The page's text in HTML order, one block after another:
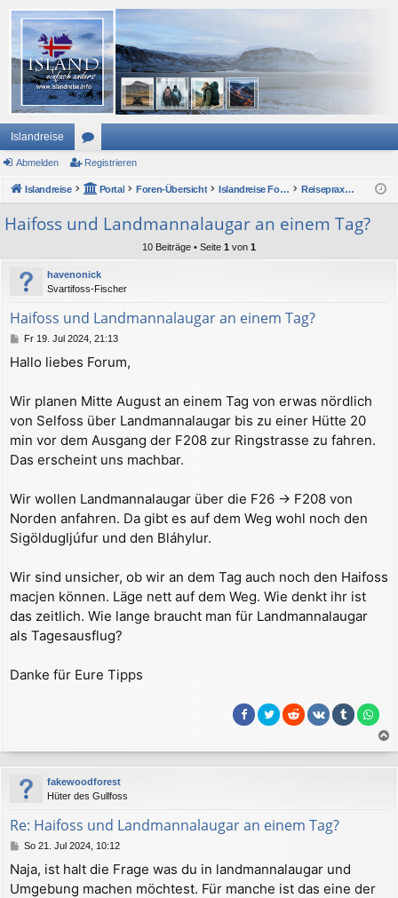
Islandreise
or
en
Abmelden Registrieren
Islandreise Portal Foren-Übersicht Islandreise Forum Reisepraxis - Urlaub in Island
Haifoss und Landmannalaugar an einem Tag?
10 Beiträge • Seite 1 von 1
havenonick
Svartifoss-Fischer
Haifoss und Landmannalaugar an einem Tag?
B
i
r
a
g
Fr 19. Jul 2024, 21:13
Hallo liebes Forum,
Wir planen Mitte August an einem Tag von erwas nördlich
von Selfoss über Landmannalaugar bis zu einer Hütte 20
min vor dem Ausgang der F208 zur Ringstrasse zu fahren.
Das erscheint uns machbar.
Wir wollen Landmannalaugar über die F26 -> F208 von
Norden anfahren. Da gibt es auf dem Weg wohl noch den
Sigöldugljúfur und den Bláhylur.
Wir sind unsicher, ob wir an dem Tag auch noch den Haifoss
macjen können. Läge nett auf dem Weg. Wie denkt ihr ist
das zeitlich. Wie lange braucht man für Landmannalaugar
als Tagesausflug?
Danke für Eure Tipps
a
c
fakewoodforest
Hüter des Gullfoss
Re: Haifoss und Landmannalaugar an einem Tag?
B
i
t
So 21. Jul 2024, 10:12
Naja, ist halt die Frage was du in landmannalaugar und
Umgebung machen möchtest. Für manche ist das eine der